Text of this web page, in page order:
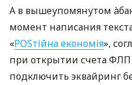
А в вышеупомянутом
момент написания
«POSтійна економія»,
при открытии счета ФЛП
подключить эквайринг